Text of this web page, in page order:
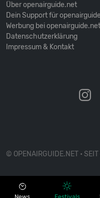
Über openairguide.net
Dein Support für
Werbung bei openairguide.net
Datenschutz­erklärung
Impressum & Kontakt
© OPENAIRGUIDE.NET •